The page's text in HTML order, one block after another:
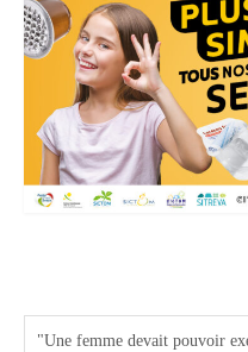
"Une femme devait pouvoir